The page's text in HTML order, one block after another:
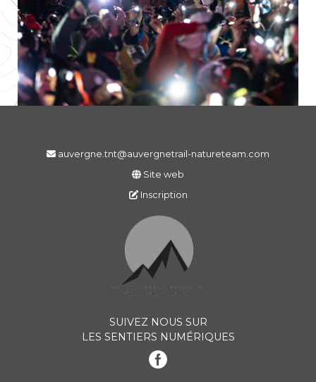
auvergne.tnt@auvergnetrail-natureteam.com
Site web
Inscription
SUIVEZ NOUS SUR
LES SENTIERS NUMÉRIQUES